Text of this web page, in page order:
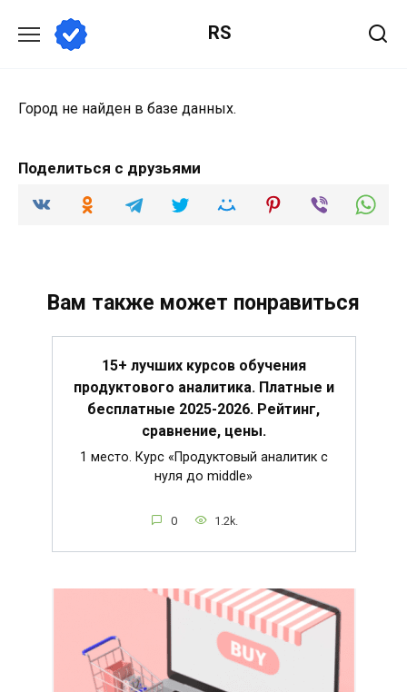
содержанию
RS
Город не найден в базе данных.
Поделиться с друзьями
Вам также может понравиться
15+ лучших курсов обучения
продуктового аналитика. Платные и
бесплатные 2025-2026. Рейтинг,
сравнение, цены.
1 место. Курс «Продуктовый аналитик с
нуля до middle»
0 1.2k.